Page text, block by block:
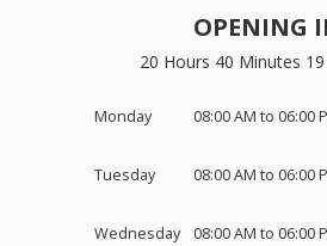
OPENING
20 Hours 40 Minutes
Monday 08:00 AM to 06:00
Tuesday 08:00 AM to 06:00
Wednesday 08:00 AM to 06:00